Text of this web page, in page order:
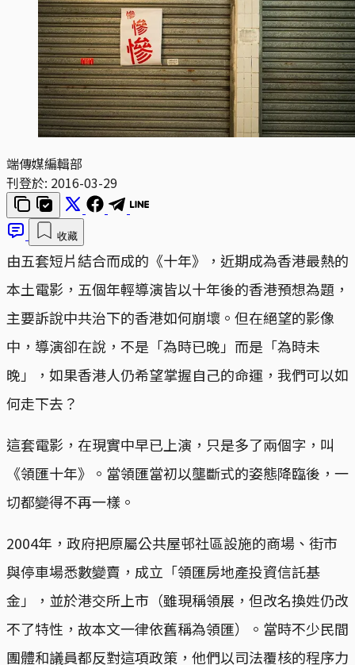
端傳媒編輯部
刊登於: 2016-03-29
收藏
由五套短片結合而成的《十年》，近期成為香港最熱的
本土電影，五個年輕導演皆以十年後的香港預想為題，
主要訴說中共治下的香港如何崩壞。但在絕望的影像
中，導演卻在說，不是「為時已晚」而是「為時未
晚」，如果香港人仍希望掌握自己的命運，我們可以如
何走下去？
這套電影，在現實中早已上演，只是多了兩個字，叫
《領匯十年》。當領匯當初以壟斷式的姿態降臨後，一
切都變得不再一樣。
2004年，政府把原屬公共屋邨社區設施的商場、街市
與停車場悉數變賣，成立「領匯房地產投資信託基
金」，並於港交所上市（雖現稱領展，但改名換姓仍改
不了特性，故本文一律依舊稱為領匯）。當時不少民間
團體和議員都反對這項政策，他們以司法覆核的程序力